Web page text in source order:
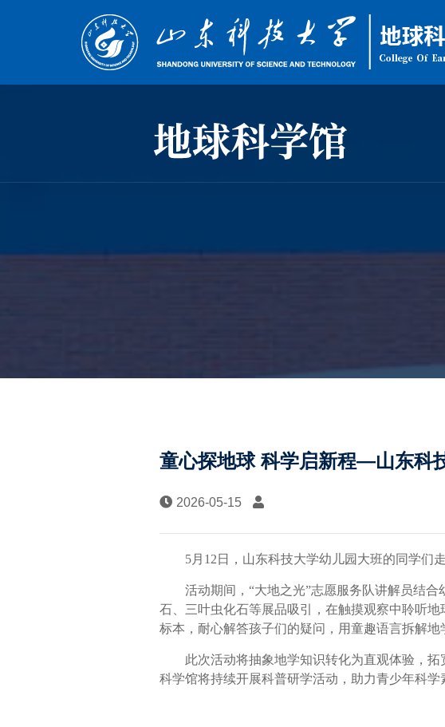
童心探地球 科学启新程—山东科
2026-05-15
5月 12 日，山东科技大学幼儿园大班的同学们
活动期间，“大地之光”志愿服务队讲解员结
石、三叶虫化石等展品吸引，在触摸观察中聆听
标本，耐心解答孩子们的疑问，用童趣语言拆解地
此次活动将抽象地学知识转化为直观体验，
科学馆将持续开展科普研学活动，助力青少年科学